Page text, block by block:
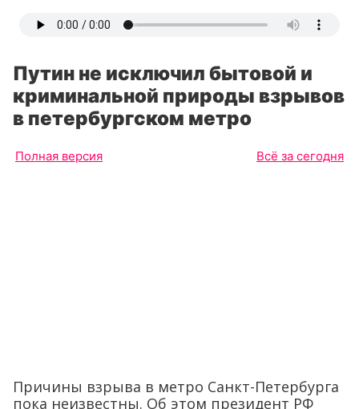
Путин не исключил бытовой и
криминальной природы взрывов
в петербургском метро
Полная версия Всё за сегодня
Причины взрыва в метро Санкт-Петербурга
пока неизвестны. Об этом президент РФ